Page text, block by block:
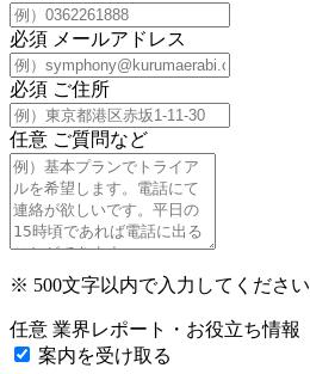
必須 メールアドレス
必須 ご住所
任意 ご質問など
※ 500文字以内で入力してください
任意 業界レポート・お役立ち情報
案内を受け取る